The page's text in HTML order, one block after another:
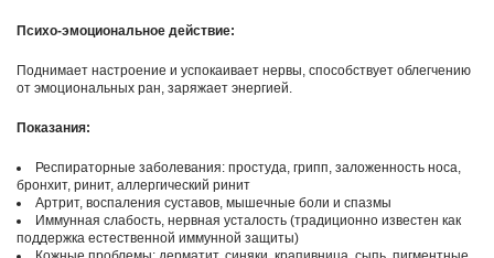
Психо-эмоциональное действие:
Поднимает настроение и успокаивает нервы, способствует облегчению
от эмоциональных ран, заряжает энергией.
Показания:
Респираторные заболевания: простуда, грипп, заложенность носа,
бронхит, ринит, аллергический ринит
Артрит, воспаления суставов, мышечные боли и спазмы
Иммунная слабость, нервная усталость (традиционно известен как
поддержка естественной иммунной защиты)